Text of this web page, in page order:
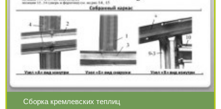
Сборка кремлевских теплиц